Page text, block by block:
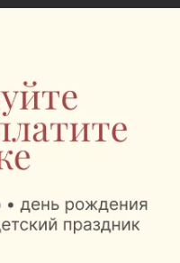
соцсетях